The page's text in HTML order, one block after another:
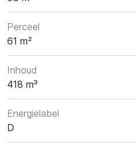
Perceel
61 m²
Inhoud
418 m³
Energielabel
D